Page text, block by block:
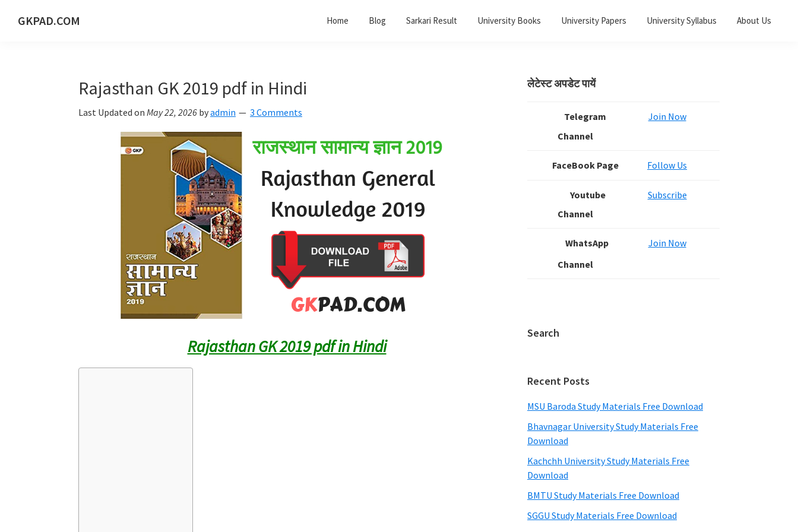
GKPAD.COM Home Blog Sarkari Result University Books University Papers University Syllabus About Us
Rajasthan GK 2019 pdf in Hindi
Last Updated on May 22, 2026 byadmin 3 Comments
Rajasthan GK 2019 pdf in Hindi
Primary
लेटेस्ट अपडेट पायें
Telegram
Channel
Join Now
FaceBook Page Follow Us
Youtube
Channel
Subscribe
WhatsApp
Channel
Join Now
Search
Recent Posts
MSU Baroda Study Materials Free Download
Bhavnagar University Study Materials Free
Download
Kachchh University Study Materials Free
Download
BMTU Study Materials Free Download
SGGU Study Materials Free Download